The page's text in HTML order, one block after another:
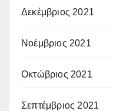
Δεκέμβριος 2021
Νοέμβριος 2021
Οκτώβριος 2021
Σεπτέμβριος 2021